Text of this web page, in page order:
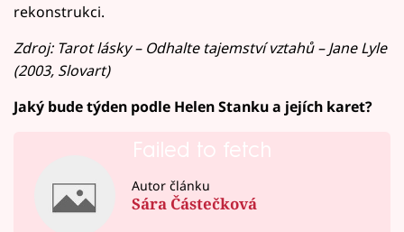
rekonstrukci.
Zdroj: Tarot lásky – Odhalte tajemství vztahů – Jane Lyle
(2003, Slovart)
Jaký bude týden podle Helen Stanku a jejích karet?
Failed to fetch
Autor článku
Sára Částečková